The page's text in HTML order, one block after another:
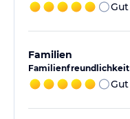
Gut
Familien
Familienfreundlichkeit
Gut